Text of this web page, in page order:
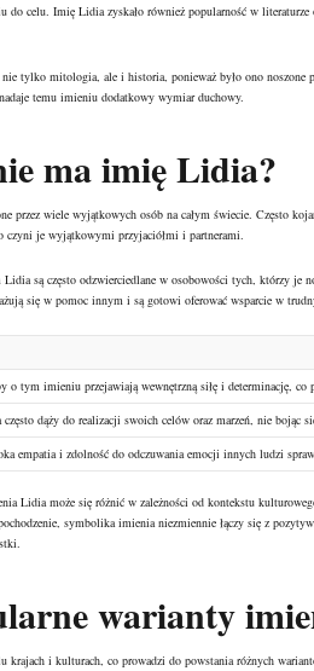
do celu. Imię Lidia zyskało również popularność w
nie tylko mitologia, ale i historia, ponieważ było ono
temu imieniu dodatkowy wymiar duchowy.
ma imię Lidia?
przez wiele wyjątkowych osób na całym świecie. Często
czyni je wyjątkowymi przyjaciółmi i partnerami.
są często odzwierciedlane w osobowości tych, którzy
się w pomoc innym i są gotowi oferować wsparcie w
o tym imieniu przejawiają wewnętrzną siłę i determinację, co
dąży do realizacji swoich celów oraz marzeń, nie bojąc
empatia i zdolność do odczuwania emocji innych ludzi
Lidia może się różnić w zależności od kontekstu
symbolika imienia niezmiennie łączy się z
warianty
i kulturach, co prowadzi do powstania różnych